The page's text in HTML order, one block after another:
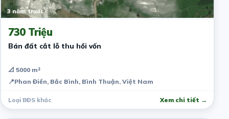
3 năm trước
730 Triệu
Bán đất cắt lỗ thu hồi vốn
📐 5000 m²
📍Phan Điền, Bắc Bình, Bình Thuận, Việt Nam
Loại BĐS khác Xem chi tiết →